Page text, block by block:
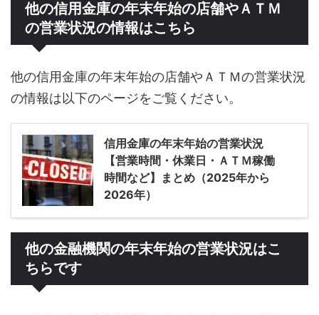
他の信用金庫の年末年始の店舗やＡＴＭ
の営業状況の情報はこちら
他の信用金庫の年末年始の店舗やＡＴＭの営業状況
の情報は以下のページをご覧ください。
信用金庫の年末年始の営業状況
【営業時間・休業日・ＡＴＭ稼働
時間など】まとめ（2025年から
2026年）
他の金融機関の年末年始の営業状況はこ
ちらです